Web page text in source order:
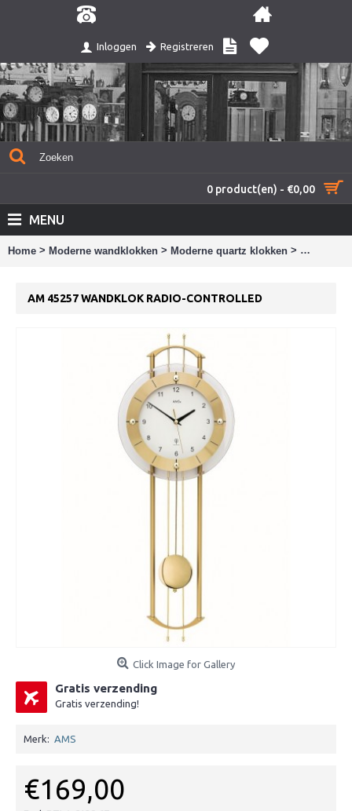
Inloggen Registreren
0 product(en) - €0,00
MENU
Home > Moderne wandklokken > Moderne quartz klokken > am
AM 45257 WANDKLOK RADIO-CONTROLLED
Click Image for Gallery
Gratis verzending
Gratis verzending!
Merk: AMS
€169,00